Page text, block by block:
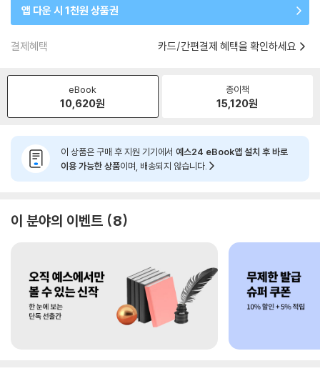
앱 다운 시 1천원 상품권
결제혜택 카드/간편결제 혜택을 확인하세요
eBook
10,620원
종이책
15,120원
이 상품은 구매 후 지원 기기에서 예스24 eBook앱 설치 후 바로
이용 가능한 상품이며, 배송되지 않습니다.
이 분야의 이벤트 8